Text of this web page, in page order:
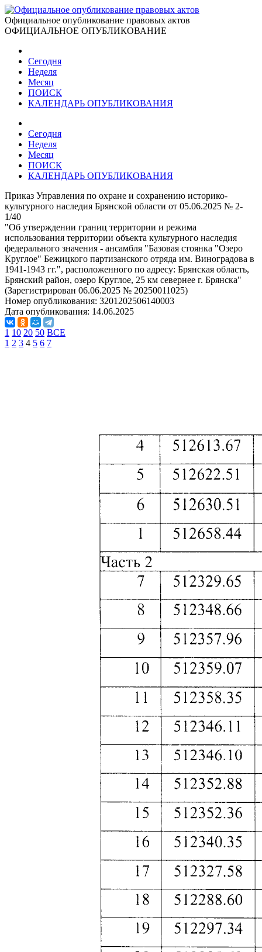
Официальное опубликование правовых актов
ОФИЦИАЛЬНОЕ ОПУБЛИКОВАНИЕ
Сегодня
Неделя
Месяц
ПОИСК
КАЛЕНДАРЬ ОПУБЛИКОВАНИЯ
Сегодня
Неделя
Месяц
ПОИСК
КАЛЕНДАРЬ ОПУБЛИКОВАНИЯ
Приказ Управления по охране и сохранению историко-
культурного наследия Брянской области от 05.06.2025 № 2-
1/40
"Об утверждении границ территории и режима
использования территории объекта культурного наследия
федерального значения - ансамбля "Базовая стоянка "Озеро
Круглое" Бежицкого партизанского отряда им. Виноградова в
1941-1943 гг.", расположенного по адресу: Брянская область,
Брянский район, озеро Круглое, 25 км севернее г. Брянска"
(Зарегистрирован 06.06.2025 № 20250011025)
Номер опубликования: 3201202506140003
Дата опубликования: 14.06.2025
1 10 20 50 ВСЕ
1 2 3 4 5 6 7